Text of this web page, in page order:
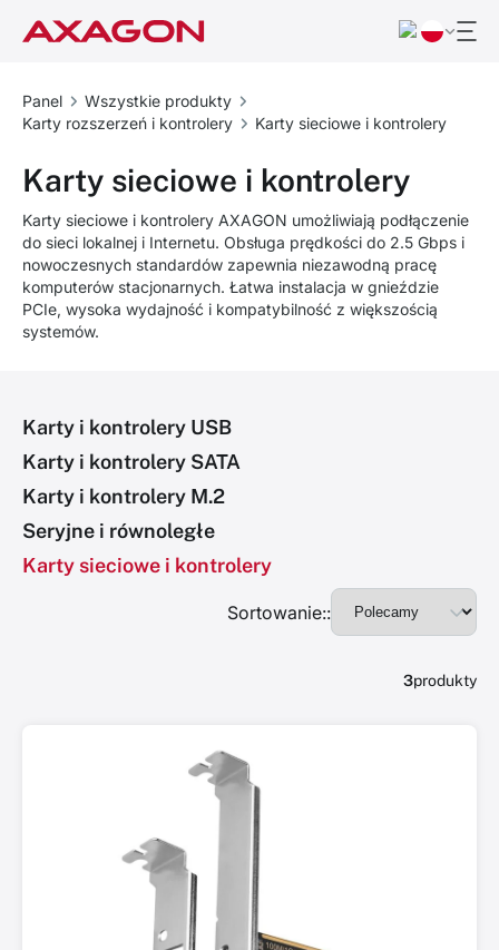
Panel
Wszystkie produkty
Karty rozszerzeń i kontrolery
Karty sieciowe i kontrolery
Karty sieciowe i kontrolery
Karty sieciowe i kontrolery AXAGON umożliwiają podłączenie
do sieci lokalnej i Internetu. Obsługa prędkości do 2.5 Gbps i
nowoczesnych standardów zapewnia niezawodną pracę
komputerów stacjonarnych. Łatwa instalacja w gnieździe
PCIe, wysoka wydajność i kompatybilność z większością
systemów.
Karty i kontrolery USB
Karty i kontrolery SATA
Karty i kontrolery M.2
Seryjne i równoległe
Karty sieciowe i kontrolery
Sortowanie::
3produkty